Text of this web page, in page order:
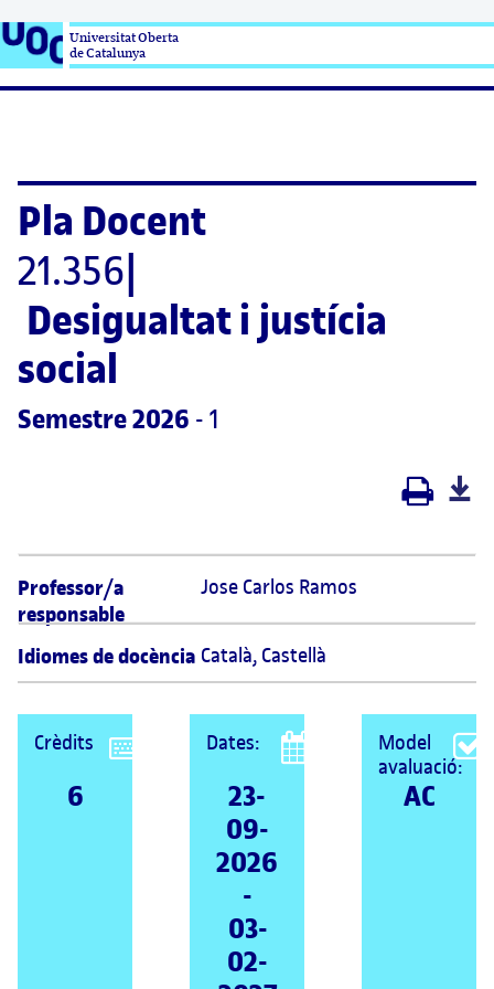
Universitat Oberta
de Catalunya
Pla Docent
21.356
Desigualtat i justícia
social
Semestre 2026 - 1
Professor/a
responsable
Jose Carlos Ramos
Idiomes de docència Català, Castellà
Crèdits
6
Dates:
23-
09-
2026
-
03-
02-
Model
avaluació:
AC